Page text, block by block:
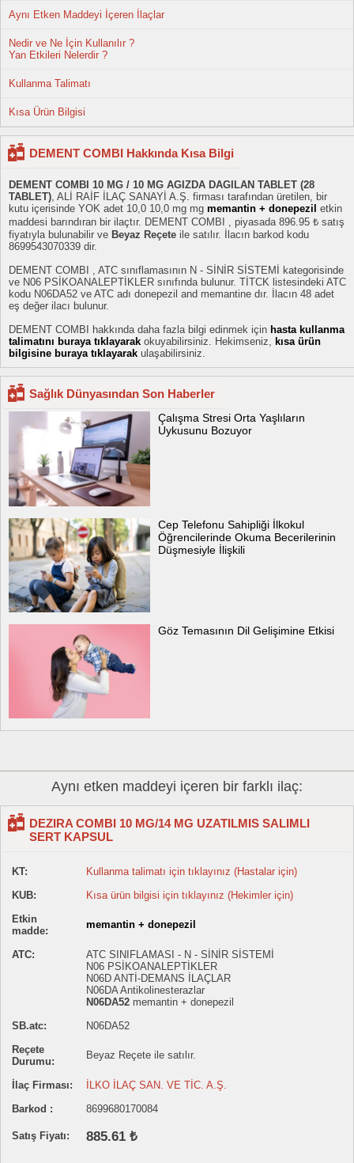
Aynı Etken Maddeyi İçeren İlaçlar
Nedir ve Ne İçin Kullanılır ?
Yan Etkileri Nelerdir ?
Kullanma Talimatı
Kısa Ürün Bilgisi
DEMENT COMBI Hakkında Kısa Bilgi
DEMENT COMBI 10 MG / 10 MG AGIZDA DAGILAN TABLET (28
TABLET), ALİ RAİF İLAÇ SANAYİ A.Ş. firması tarafından üretilen, bir
kutu içerisinde YOK adet 10,0 10,0 mg mg memantin + donepezil etkin
maddesi barındıran bir ilaçtır. DEMENT COMBI , piyasada 896.95 ₺ satış
fiyatıyla bulunabilir ve Beyaz Reçete ile satılır. İlacın barkod kodu
8699543070339 dir.
DEMENT COMBI , ATC sınıflamasının N - SİNİR SİSTEMİ kategorisinde
ve N06 PSİKOANALEPTİKLER sınıfında bulunur. TİTCK listesindeki ATC
kodu N06DA52 ve ATC adı donepezil and memantine dır. İlacın 48 adet
eş değer ilacı bulunur.
DEMENT COMBI hakkında daha fazla bilgi edinmek için hasta kullanma
talimatını buraya tıklayarak okuyabilirsiniz. Hekimseniz, kısa ürün
bilgisine buraya tıklayarak ulaşabilirsiniz.
Sağlık Dünyasından Son Haberler
Çalışma Stresi Orta Yaşlıların
Uykusunu Bozuyor
Cep Telefonu Sahipliği İlkokul
Öğrencilerinde Okuma Becerilerinin
Düşmesiyle İlişkili
Göz Temasının Dil Gelişimine Etkisi
Aynı etken maddeyi içeren bir farklı ilaç:
DEZIRA COMBI 10 MG/14 MG UZATILMIS SALIMLI
SERT KAPSUL
KT:
Kullanma talimatı için tıklayınız (Hastalar için)
KUB:
Kısa ürün bilgisi için tıklayınız (Hekimler için)
Etkin
madde:
memantin + donepezil
ATC:
ATC SINIFLAMASI - N - SİNİR SİSTEMİ
N06 PSİKOANALEPTİKLER
N06D ANTİ-DEMANS İLAÇLAR
N06DA Antikolinesterazlar
N06DA52 memantin + donepezil
SB.atc:
N06DA52
Reçete
Durumu:
Beyaz Reçete ile satılır.
İlaç Firması:
İLKO İLAÇ SAN. VE TİC. A.Ş.
Barkod :
8699680170084
Satış Fiyatı: 885.61 ₺